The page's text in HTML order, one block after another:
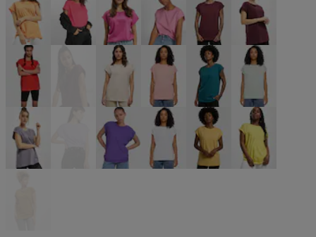
orange pink pink rot rot
rot rosa rosa türkis türkis